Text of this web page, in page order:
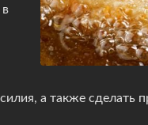
а также сделать